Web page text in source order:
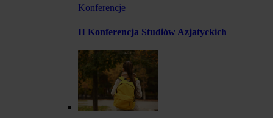
Konferencje
II Konferencja Studiów Azjatyckich